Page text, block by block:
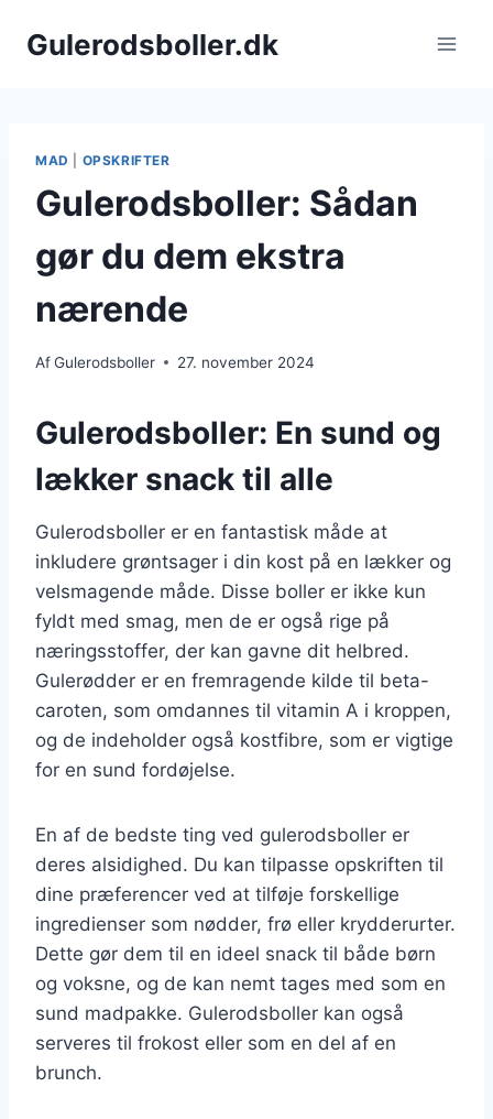
Gulerodsboller.dk
MAD OPSKRIFTER
Gulerodsboller: Sådan
gør du dem ekstra
nærende
AfGulerodsboller 27. november 2024
Gulerodsboller: En sund og
lækker snack til alle
Gulerodsboller er en fantastisk måde at
inkludere grøntsager i din kost på en lækker og
velsmagende måde. Disse boller er ikke kun
fyldt med smag, men de er også rige på
næringsstoffer, der kan gavne dit helbred.
Gulerødder er en fremragende kilde til beta-
caroten, som omdannes til vitamin A i kroppen,
og de indeholder også kostfibre, som er vigtige
for en sund fordøjelse.
En af de bedste ting ved gulerodsboller er
deres alsidighed. Du kan tilpasse opskriften til
dine præferencer ved at tilføje forskellige
ingredienser som nødder, frø eller krydderurter.
Dette gør dem til en ideel snack til både børn
og voksne, og de kan nemt tages med som en
sund madpakke. Gulerodsboller kan også
serveres til frokost eller som en del af en
brunch.